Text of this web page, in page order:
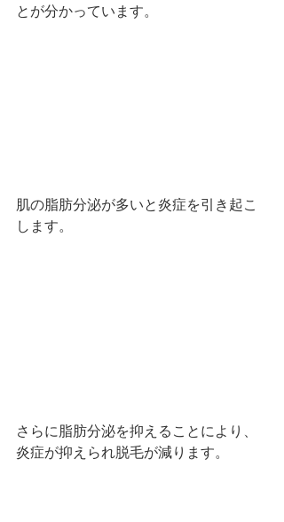
とが分かっています。
肌の脂肪分泌が多いと炎症を引き起こ
します。
さらに脂肪分泌を抑えることにより、
炎症が抑えられ脱毛が減ります。